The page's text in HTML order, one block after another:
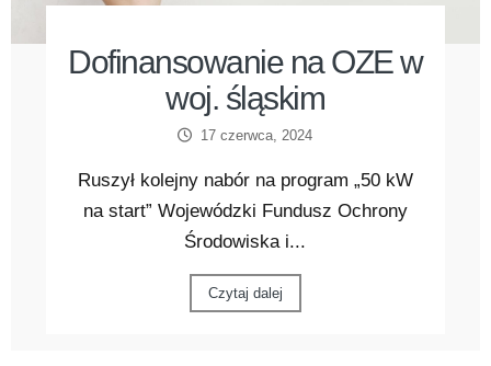
Dofinansowanie na OZE w
woj. śląskim
17 czerwca, 2024
Ruszył kolejny nabór na program „50 kW
na start” Wojewódzki Fundusz Ochrony
Środowiska i...
Czytaj dalej